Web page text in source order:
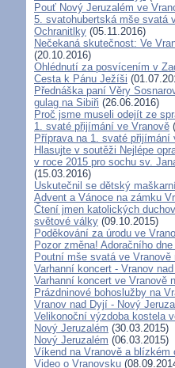
Pouť Nový Jeruzalém ve
5. svatohubertská mše svatá
Ochranitlky (05.11.2016)
Nečekaná skutečnost: Ve
(20.10.2016)
Ohlédnutí za posvícením v
Cesta k Pánu Ježíši
Přednáška paní Věry
gulag na Sibiři (26.06.2016)
Proč jsme museli odejít ze
1. svaté přijímání ve Vranově
Příprava na 1. svaté přijímání
Hlasujte v soutěži Nejlépe
v roce 2015 pro sochu sv.
(15.03.2016)
Uskutečnil se dětský
Advent a Vánoce na zámku
Čtení jmen katolických
světové války (09.10.2015)
Poděkování za úrodu ve
Pozor změna! Adoračního
Poutní mše svatá ve Vranově
Varhanní koncert - Vranov
Varhanní koncert ve Vranově
Prázdninové bohoslužby na
Vranov nad Dyjí - Nový
Velikonoční výzdoba kostela
Nový Jeruzalém (30.03.2015)
Nový Jeruzalém (06.03.2015)
Víkend na Vranově a blízkém
Video o Vranovsku